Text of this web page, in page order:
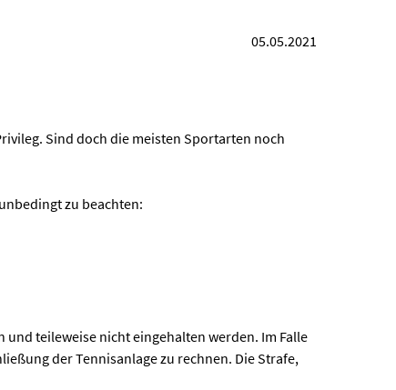
05.05.2021
Sind doch die meisten Sportarten noch
zu beachten:
teileweise nicht eingehalten werden. Im Falle
der Tennisanlage zu rechnen. Die Strafe,